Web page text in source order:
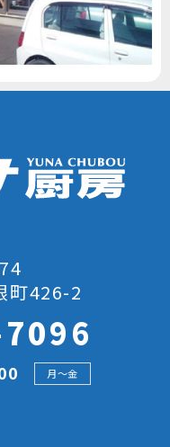
町426-2
月～金